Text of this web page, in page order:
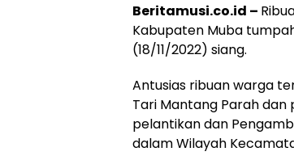
Beritamusi.co.id –
Kabupaten Muba
(18/11/2022) siang.
Antusias ribuan warga
Tari Mantang Parah
pelantikan dan
dalam Wilayah